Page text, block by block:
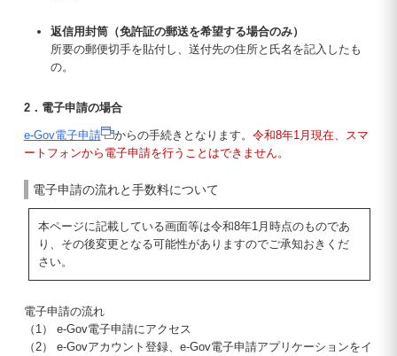
返信用封筒（免許証の郵送を希望する場合のみ）
所要の郵便切手を貼付し、送付先の住所と氏名を記入したも
の。
2．電子申請の場合
e-Gov電子申請 からの手続きとなります。 令和8年1月現在、スマ
ートフォンから電子申請を行うことはできません。
電子申請の流れと手数料について
本ページに記載している画面等は令和8年1月時点のものであ
り、その後変更となる可能性がありますのでご承知おきくだ
さい。
電子申請の流れ
（1） e-Gov電子申請にアクセス
（2） e-Govアカウント登録、e-Gov電子申請アプリケーションをイ